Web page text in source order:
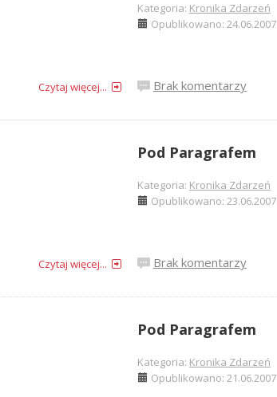
Czytaj więcej...
Kategoria: Kronika Zdarzeń
Opublikowano: 24.06.2007
Brak komentarzy
Czytaj więcej...
Pod Paragrafem
Kategoria: Kronika Zdarzeń
Opublikowano: 23.06.2007
Brak komentarzy
Pod Paragrafem
Kategoria: Kronika Zdarzeń
Opublikowano: 21.06.2007